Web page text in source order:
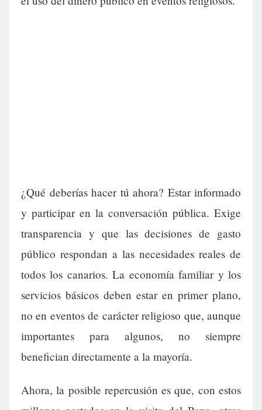
¿Qué deberías hacer tú ahora? Estar informado
y participar en la conversación pública. Exige
transparencia y que las decisiones de gasto
público respondan a las necesidades reales de
todos los canarios. La economía familiar y los
servicios básicos deben estar en primer plano,
no en eventos de carácter religioso que, aunque
importantes para algunos, no siempre
benefician directamente a la mayoría.
Ahora, la posible repercusión es que, con estos